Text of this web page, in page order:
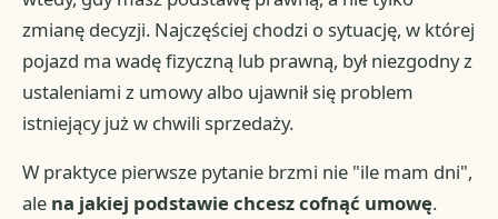
zmianę decyzji. Najczęściej chodzi o sytuację, w której
pojazd ma wadę fizyczną lub prawną, był niezgodny z
ustaleniami z umowy albo ujawnił się problem
istniejący już w chwili sprzedaży.
W praktyce pierwsze pytanie brzmi nie "ile mam dni",
ale na jakiej podstawie chcesz cofnąć umowę.